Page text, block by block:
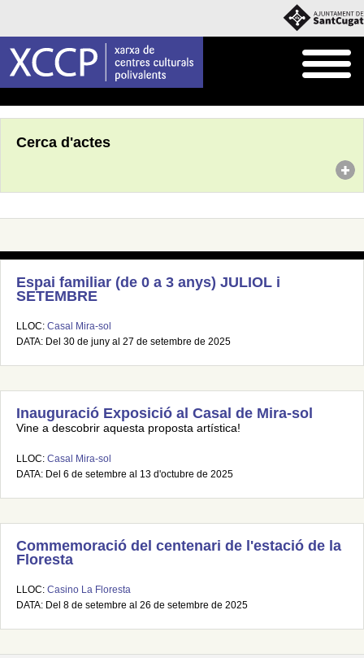
Cerca d'actes
Espai familiar (de 0 a 3 anys) JULIOL i
SETEMBRE
LLOC: Casal Mira-sol
DATA: Del 30 de juny al 27 de setembre de 2025
Inauguració Exposició al Casal de Mira-sol
Vine a descobrir aquesta proposta artística!
LLOC: Casal Mira-sol
DATA: Del 6 de setembre al 13 d'octubre de 2025
Commemoració del centenari de l'estació de la
Floresta
LLOC: Casino La Floresta
DATA: Del 8 de setembre al 26 de setembre de 2025